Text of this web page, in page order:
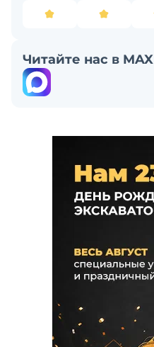
Читайте нас в MAX